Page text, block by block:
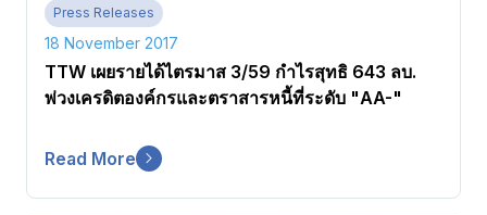
Press Releases
18 November 2017
TTW เผยรายได้ไตรมาส 3/59 กำไรสุทธิ 643 ลบ.
พ่วงเครดิตองค์กรและตราสารหนี้ที่ระดับ "AA-"
Read More